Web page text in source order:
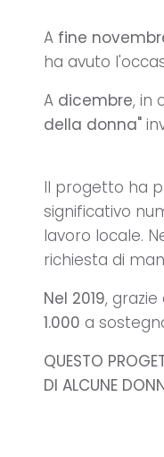
A fine
ha avuto
A dicembre, in
della donna"
Il progetto ha
significativo
lavoro locale.
richiesta di
Nel 2019,
1.000 a
QUESTO
DI ALCUNE